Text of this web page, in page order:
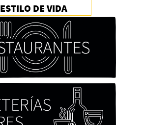
ESTILO DE VIDA